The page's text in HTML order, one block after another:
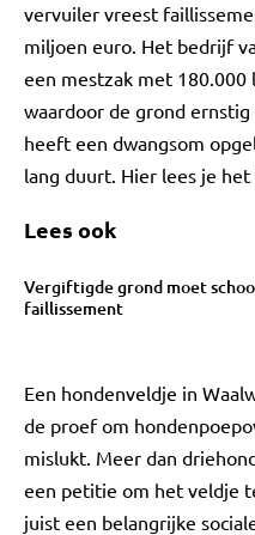
vervuiler vreest
miljoen euro. Het bedrijf
een mestzak met
waardoor de grond
heeft een dwangsom
lang duurt. Hier lees je het
Lees ook
Vergiftigde grond moet
faillissement
Een hondenveldje in
de proef om
mislukt. Meer dan
een petitie om het veldje
juist een belangrijke